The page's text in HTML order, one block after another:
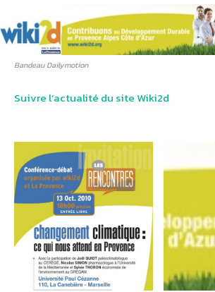
Bandeau Dailymotion
Suivre l’actualité du site Wiki2d